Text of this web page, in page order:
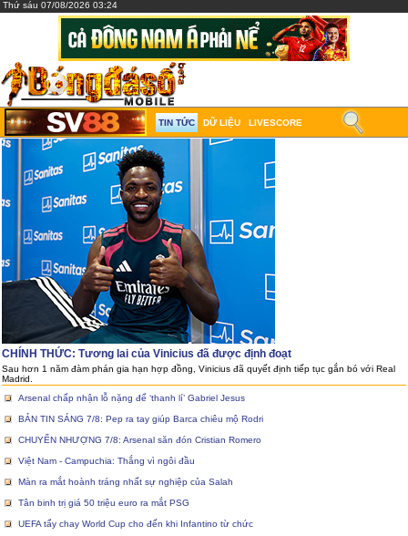
Thứ sáu 07/08/2026 03:24
TIN TỨC DỮ LIỆU LIVESCORE
CHÍNH THỨC: Tương lai của Vinicius đã được định đoạt
Sau hơn 1 năm đàm phán gia hạn hợp đồng, Vinicius đã quyết định tiếp tục gắn bó với Real
Madrid.
Arsenal chấp nhận lỗ nặng để ‘thanh lí’ Gabriel Jesus
BẢN TIN SÁNG 7/8: Pep ra tay giúp Barca chiêu mộ Rodri
CHUYỂN NHƯỢNG 7/8: Arsenal săn đón Cristian Romero
Việt Nam - Campuchia: Thắng vì ngôi đầu
Màn ra mắt hoành tráng nhất sự nghiệp của Salah
Tân binh trị giá 50 triệu euro ra mắt PSG
UEFA tẩy chay World Cup cho đến khi Infantino từ chức